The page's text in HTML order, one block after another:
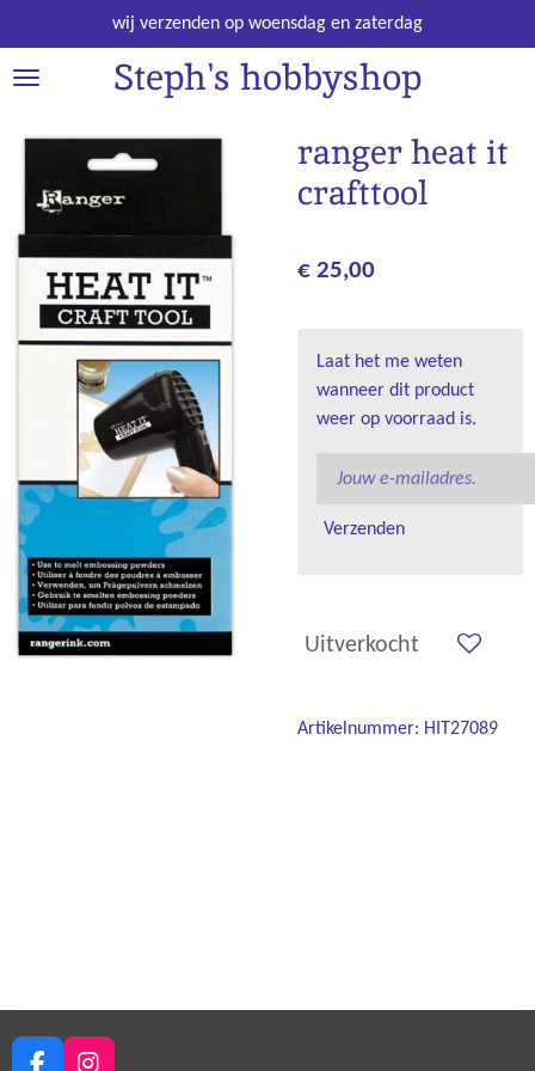
direct
naar
hoofdinhoud
Steph's hobbyshop
wij verzenden op woensdag en zaterdag
ranger heat it
crafttool
€ 25,00
Laat het me weten
wanneer dit product
weer op voorraad is.
Verzenden
Uitverkocht
Artikelnummer: HIT27089